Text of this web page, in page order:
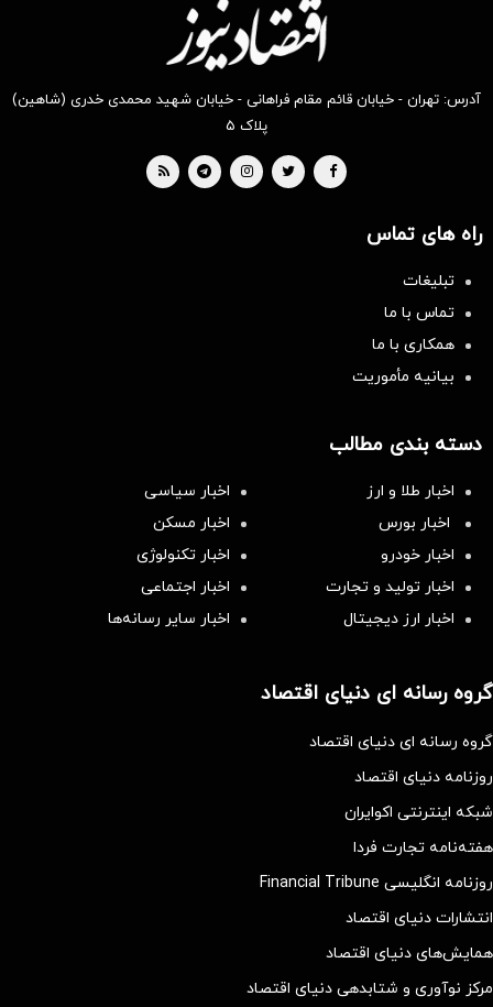
آدرس: تهران - خیابان قائم مقام فراهانی - خیابان شهید محمدی خدری (شاهین)
پلاک ۵
راه های تماس
تبلیغات
تماس با ما
همکاری با ما
بیانیه مأموریت
دسته بندی مطالب
اخبار طلا و ارز
اخبار سیاسی
اخبار بورس
اخبار مسکن
اخبار خودرو
اخبار تکنولوژی
اخبار تولید و تجارت
اخبار اجتماعی
اخبار ارز دیجیتال
اخبار سایر رسانه‌‌ها
گروه رسانه ای دنیای اقتصاد
گروه رسانه ای دنیای اقتصاد
روزنامه دنیای اقتصاد
شبکه اینترنتی اکوایران
هفته‌نامه تجارت فردا
روزنامه انگلیسی Financial Tribune
انتشارات دنیای اقتصاد
همایش‌های دنیای اقتصاد
مرکز نوآوری و شتابدهی دنیای اقتصاد